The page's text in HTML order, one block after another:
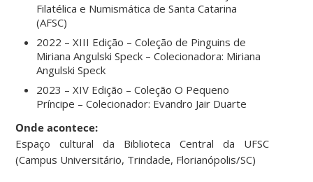
Filatélica e Numismática de Santa Catarina
(AFSC)
2022 – XIII Edição – Coleção de Pinguins de
Miriana Angulski Speck – Colecionadora: Miriana
Angulski Speck
2023 – XIV Edição – Coleção O Pequeno
Príncipe – Colecionador: Evandro Jair Duarte
Onde acontece:
Espaço cultural da Biblioteca Central da UFSC
(Campus Universitário, Trindade, Florianópolis/SC)